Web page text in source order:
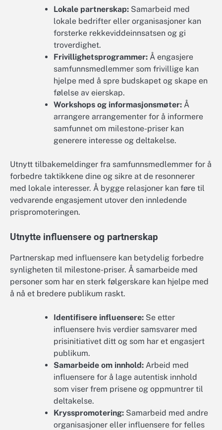
Lokale partnerskap: Samarbeid med
lokale bedrifter eller organisasjoner kan
forsterke rekkeviddeinnsatsen og gi
troverdighet.
Frivillighetsprogrammer: Å engasjere
samfunnsmedlemmer som frivillige kan
hjelpe med å spre budskapet og skape en
følelse av eierskap.
Workshops og informasjonsmøter: Å
arrangere arrangementer for å informere
samfunnet om milestone-priser kan
generere interesse og deltakelse.
Utnytt tilbakemeldinger fra samfunnsmedlemmer for å
forbedre taktikkene dine og sikre at de resonnerer
med lokale interesser. Å bygge relasjoner kan føre til
vedvarende engasjement utover den innledende
prispromoteringen.
Utnytte influensere og partnerskap
Partnerskap med influensere kan betydelig forbedre
synligheten til milestone-priser. Å samarbeide med
personer som har en sterk følgerskare kan hjelpe med
å nå et bredere publikum raskt.
Identifisere influensere: Se etter
influensere hvis verdier samsvarer med
prisinitiativet ditt og som har et engasjert
publikum.
Samarbeide om innhold: Arbeid med
influensere for å lage autentisk innhold
som viser frem prisene og oppmuntrer til
deltakelse.
Krysspromotering: Samarbeid med andre
organisasjoner eller influensere for felles